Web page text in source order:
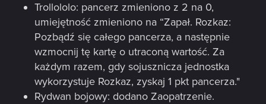
Trollololo: pancerz zmieniono z 2 na 0,
umiejętność zmieniono na “Zapał. Rozkaz:
Pozbądź się całego pancerza, a następnie
wzmocnij tę kartę o utraconą wartość. Za
każdym razem, gdy sojusznicza jednostka
wykorzystuje Rozkaz, zyskaj 1 pkt pancerza."
Rydwan bojowy: dodano Zaopatrzenie.